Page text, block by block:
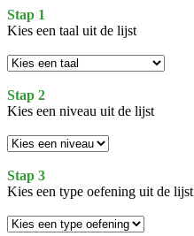
Stap 1
Kies een taal uit de lijst
Stap 2
Kies een niveau uit de lijst
Stap 3
Kies een type oefening uit de lijst